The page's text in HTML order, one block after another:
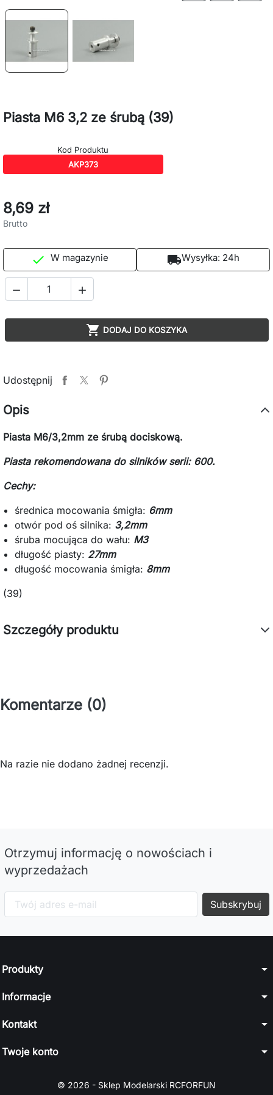
Piasta M6 3,2 ze śrubą (39)
Kod Produktu
AKP373
8,69 zł
Brutto
 W magazynie local_shippingWysyłka: 24h
 
 DODAJ DO KOSZYKA
Udostępnij
Opis
Piasta M6/3,2mm ze śrubą dociskową.
Piasta rekomendowana do silników serii: 600.
Cechy:
średnica mocowania śmigła: 6mm
otwór pod oś silnika: 3,2mm
śruba mocująca do wału: M3
długość piasty: 27mm
długość mocowania śmigła: 8mm
(39)
Szczegóły produktu
Komentarze (0)
Na razie nie dodano żadnej recenzji.
Otrzymuj informację o nowościach i
wyprzedażach
Produkty arrow_drop_down
Informacje arrow_drop_down
Kontakt arrow_drop_down
Twoje konto arrow_drop_down
© 2026 - Sklep Modelarski RCFORFUN